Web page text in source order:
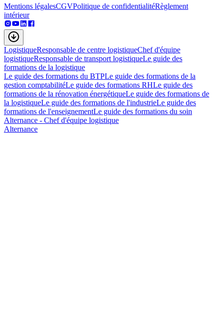
Mentions légalesCGVPolitique de confidentialitéRèglement
intérieur
LogistiqueResponsable de centre logistiqueChef d'équipe
logistiqueResponsable de transport logistiqueLe guide des
formations de la logistique
Le guide des formations du BTPLe guide des formations de la
gestion comptabilitéLe guide des formations RHLe guide des
formations de la rénovation énergétiqueLe guide des formations de
la logistiqueLe guide des formations de l'industrieLe guide des
formations de l'enseignementLe guide des formations du soin
Alternance - Chef d'équipe logistique
Alternance